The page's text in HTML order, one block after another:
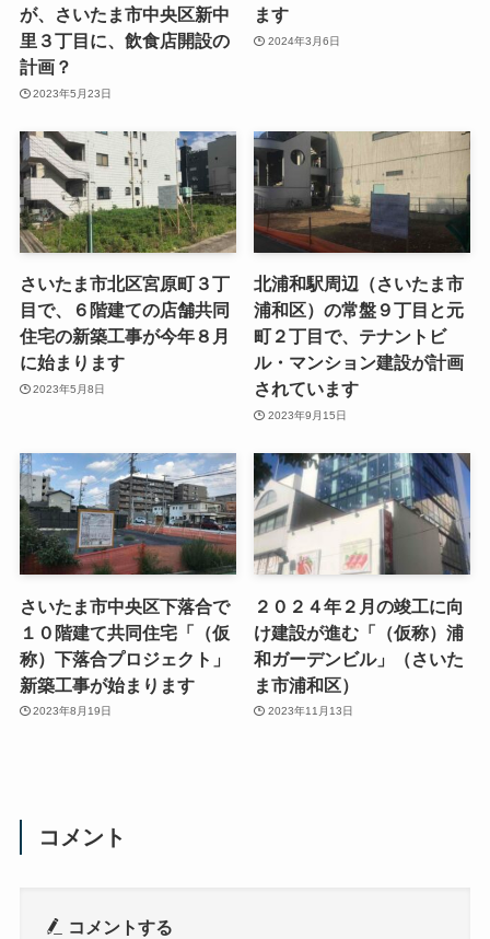
が、さいたま市中央区新中
里３丁目に、飲食店開設の
計画？
2023年5月23日
ます
2024年3月6日
さいたま市北区宮原町３丁
目で、６階建ての店舗共同
住宅の新築工事が今年８月
に始まります
2023年5月8日
北浦和駅周辺（さいたま市
浦和区）の常盤９丁目と元
町２丁目で、テナントビ
ル・マンション建設が計画
されています
2023年9月15日
さいたま市中央区下落合で
１０階建て共同住宅「（仮
称）下落合プロジェクト」
新築工事が始まります
2023年8月19日
２０２４年２月の竣工に向
け建設が進む「（仮称）浦
和ガーデンビル」（さいた
ま市浦和区）
2023年11月13日
コメント
コメントする